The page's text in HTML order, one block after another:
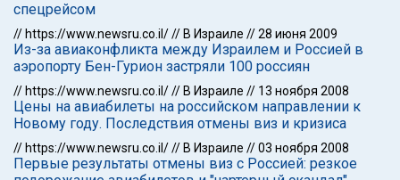
спецрейсом
// https://www.newsru.co.il/// В Израиле //28 июня 2009
Из-за авиаконфликта между Израилем и Россией в
аэропорту Бен-Гурион застряли 100 россиян
// https://www.newsru.co.il/// В Израиле // 13 ноября 2008
Цены на авиабилеты на российском направлении к
Новому году. Последствия отмены виз и кризиса
// https://www.newsru.co.il/// В Израиле //03 ноября 2008
Первые результаты отмены виз с Россией: резкое